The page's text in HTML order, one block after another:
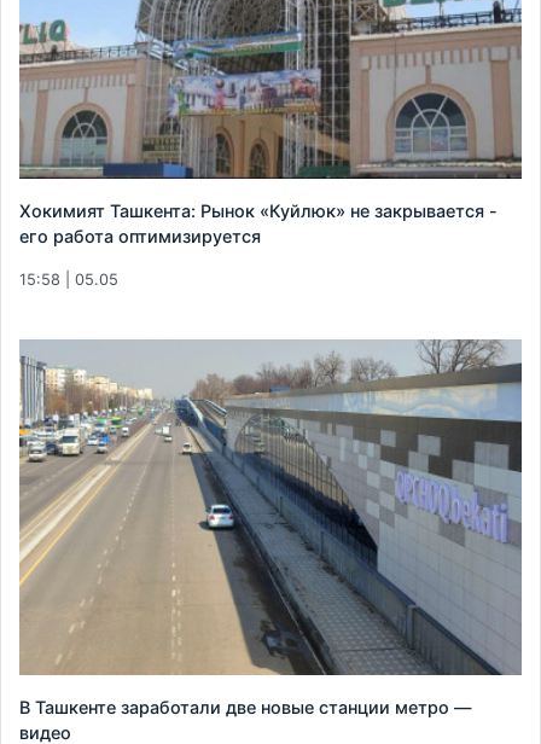
Хокимият Ташкента: Рынок «Куйлюк» не закрывается -
его работа оптимизируется
15:58 | 05.05
В Ташкенте заработали две новые станции метро —
видео